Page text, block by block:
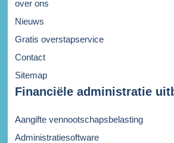
over ons
Nieuws
Gratis overstapservice
Contact
Sitemap
Financiële administratie
Aangifte vennootschapsbelasting
Administratiesoftware